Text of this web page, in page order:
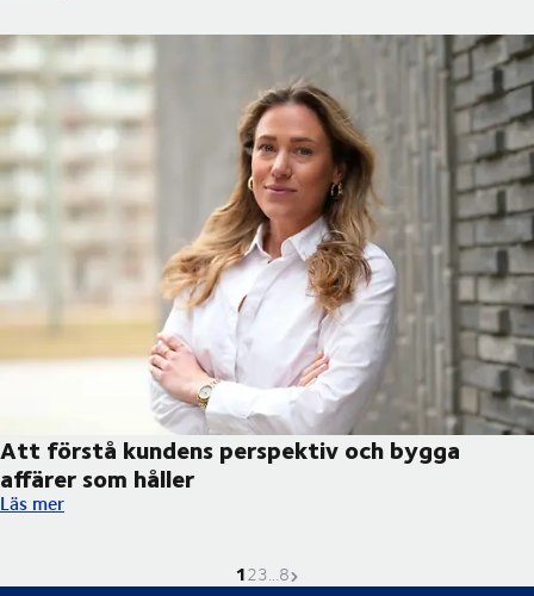
Att förstå kundens perspektiv och bygga
affärer som håller
Att förstå kundens perspektiv och bygga affärer som håller
Läs mer
Nuvarande sida är
1Gå till sidan
2Gå till sidan
3...Gå till sidan
8Nästa sida